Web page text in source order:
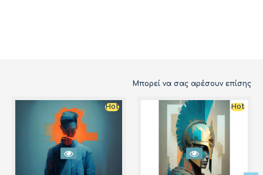
Μπορεί να σας αρέσουν επίσης
Hot Hot